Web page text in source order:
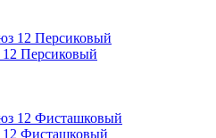
Персиковый
Фисташковый